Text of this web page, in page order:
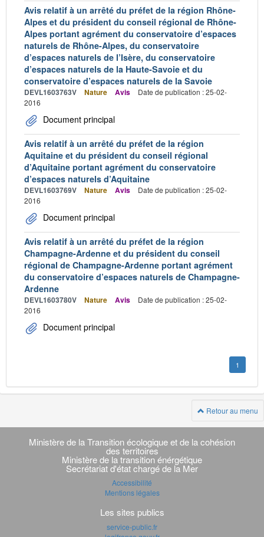
Avis relatif à un arrêté du préfet de la région Rhône-
Alpes et du président du conseil régional de Rhône-
Alpes portant agrément du conservatoire d’espaces
naturels de Rhône-Alpes, du conservatoire
d’espaces naturels de l’Isère, du conservatoire
d’espaces naturels de la Haute-Savoie et du
conservatoire d’espaces naturels de la Savoie
DEVL1603763V Nature Avis
Date de publication : 25-02-
2016
Document principal
Avis relatif à un arrêté du préfet de la région
Aquitaine et du président du conseil régional
d’Aquitaine portant agrément du conservatoire
d’espaces naturels d’Aquitaine
DEVL1603769V Nature Avis
Date de publication : 25-02-
2016
Document principal
Avis relatif à un arrêté du préfet de la région
Champagne-Ardenne et du président du conseil
régional de Champagne-Ardenne portant agrément
du conservatoire d’espaces naturels de Champagne-
Ardenne
DEVL1603780V Nature Avis
Date de publication : 25-02-
2016
Document principal
1
Retour au menu
Navigation
transverse
Ministère de la Transition écologique et de la cohésion
des territoires
Ministère de la transition énérgétique
Secrétariat d'état chargé de la Mer
Accessibilité
Mentions légales
Les sites publics
service-public.fr